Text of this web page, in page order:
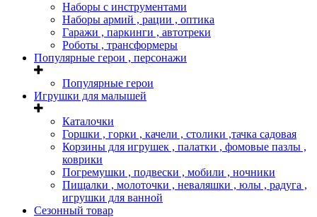
Наборы с инструментами
Наборы армий , рации , оптика
Гаражи , паркинги , автотреки
Роботы , трансформеры
Популярные герои , персонажи
Популярные герои
Игрушки для малышей
Каталочки
Горшки , горки , качели , столики ,тачка садовая
Корзины для игрушек , палатки , фомовые пазлы ,
коврики
Погремушки , подвески , мобили , ночники
Пищалки , молоточки , неваляшки , юлы , радуга ,
игрушки для ванной
Сезонный товар